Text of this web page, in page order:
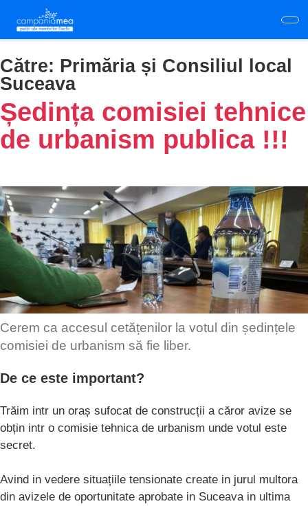
main
content
Către: Primăria și Consiliul local
Suceava
Ședința comisiei tehnice
de urbanism publica !!!
Cerem ca accesul cetățenilor la votul din ședințele
comisiei de urbanism să fie liber.
De ce este important?
Trăim intr un oraș sufocat de construcții a căror avize se
obțin intr o comisie tehnica de urbanism unde votul este
secret.
Avind in vedere situațiile tensionate create in jurul multora
din avizele de oportunitate aprobate in Suceava in ultima